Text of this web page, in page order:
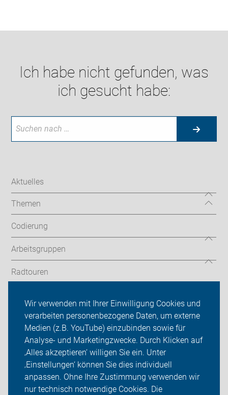
Wir verwenden mit Ihrer Einwilligung Cookies und
verarbeiten personenbezogene Daten, um externe
Medien (z.B. YouTube) einzubinden sowie für
Analyse- und Marketingzwecke. Durch Klicken auf
‚Alles akzeptieren‘ willigen Sie ein. Unter
‚Einstellungen‘ können Sie dies individuell
anpassen. Ohne Ihre Zustimmung verwenden wir
nur technisch notwendige Cookies. Die
Ich habe nicht gefunden, was
ich gesucht habe:
Aktuelles
Themen
Codierung
Arbeitsgruppen
Radtouren
Kalender
Sei dabei
Presse
Login